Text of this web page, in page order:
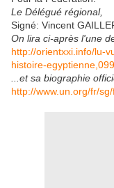
Le Délégué régional,
Signé: Vincent
On lira ci-après l'une
http://orientxxi.info/lu-
histoire-
...et sa biographie
http://www.un.org/fr/